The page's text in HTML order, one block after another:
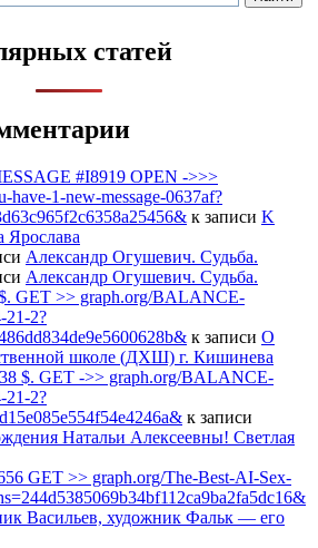
статей
#I8919 OPEN ->>>
have-1-new-message-0637af?
к записи K
Ярослава
Александр Огушевич. Судьба.
Александр Огушевич. Судьба.
GET >> graph.org/BALANCE-
21-2?
к записи О
школе (ДХШ) г. Кишинева
$. GET ->> graph.org/BALANCE-
21-2?
к записи
Натальи Алексеевны! Светлая
GET >> graph.org/The-Best-AI-Sex-
Васильев, художник Фальк — его